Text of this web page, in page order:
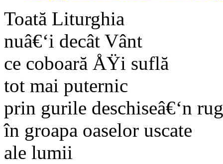
Toată Liturghia
nuâ€‘i decât Vânt
ce coboară ÅŸi suflă
tot mai puternic
prin gurile deschiseâ€‘n
în groapa oaselor uscate
ale lumii